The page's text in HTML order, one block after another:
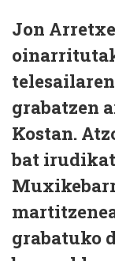
Jon
grabatzen
Kostan.
bat
grabatuko